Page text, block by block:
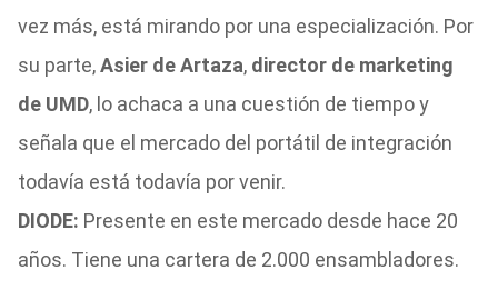
vez más, está mirando por una especialización. Por
su parte,Asier de Artaza, director de marketing
de UMD, lo achaca a una cuestión de tiempo y
señala que el mercado del portátil de integración
todavía está todavía por venir.
DIODE: Presente en este mercado desde hace 20
años. Tiene una cartera de 2.000 ensambladores.